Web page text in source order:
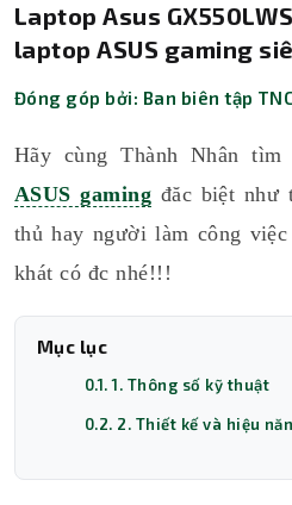
Laptop Asus
laptop ASUS gaming
Đóng góp bởi: Ban biên tập
Hãy cùng Thành Nhân
ASUS gaming đăc biệt như
thủ hay người làm công
khát có đc nhé!!!
Mục lục
0.1. 1. Thông số kỹ thuật
0.2. 2. Thiết kế và hiệu